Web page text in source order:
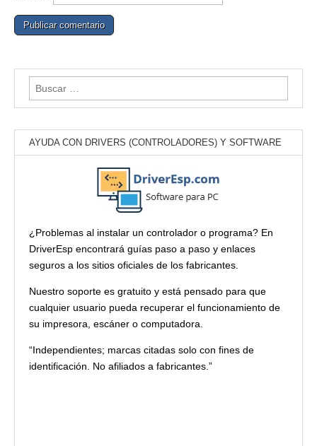
Buscar:
AYUDA CON DRIVERS (CONTROLADORES) Y SOFTWARE
¿Problemas al instalar un controlador o programa? En
DriverEsp encontrará guías paso a paso y enlaces
seguros a los sitios oficiales de los fabricantes.
Nuestro soporte es gratuito y está pensado para que
cualquier usuario pueda recuperar el funcionamiento de
su impresora, escáner o computadora.
“Independientes; marcas citadas solo con fines de
identificación. No afiliados a fabricantes.”